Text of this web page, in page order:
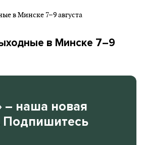
в Минске 7–9
– наша новая
Подпишитесь